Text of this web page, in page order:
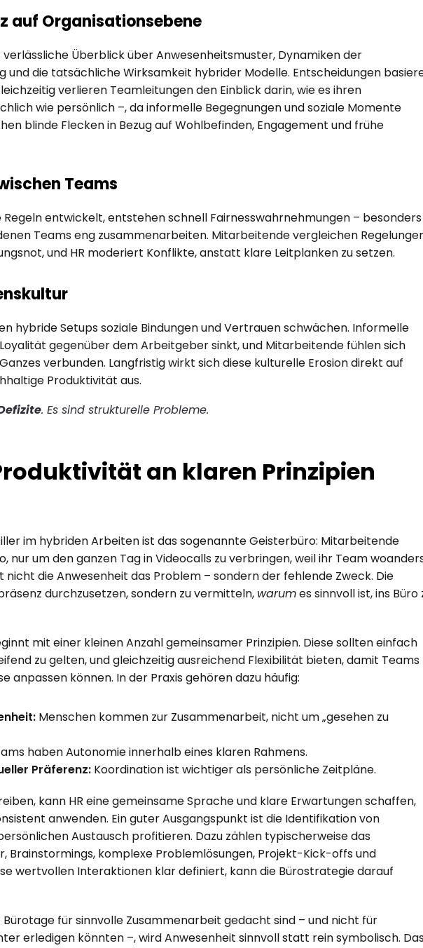
auf Organisationsebene
Überblick über Anwesenheitsmuster, Dynamiken der
und die tatsächliche Wirksamkeit hybrider Modelle. Entscheidungen
verlieren Teamleitungen den Einblick darin, wie es ihren
wie persönlich –, da informelle Begegnungen und soziale Momente
blinde Flecken in Bezug auf Wohlbefinden, Engagement und frühe
Teams
entwickelt, entstehen schnell Fairnesswahrnehmungen –
Teams eng zusammenarbeiten. Mitarbeitende vergleichen
und HR moderiert Konflikte, anstatt klare Leitplanken zu setzen.
hybride Setups soziale Bindungen und Vertrauen schwächen. Informelle
gegenüber dem Arbeitgeber sinkt, und Mitarbeitende fühlen sich
verbunden. Langfristig wirkt sich diese kulturelle Erosion direkt auf
Produktivität aus.
. Es sind strukturelle Probleme.
an klaren Prinzipien
im hybriden Arbeiten ist das sogenannte Geisterbüro: Mitarbeitende
nur um den ganzen Tag in Videocalls zu verbringen, weil ihr Team
die Anwesenheit das Problem – sondern der fehlende Zweck. Die
durchzusetzen, sondern zu vermitteln, warum es sinnvoll ist, ins Büro
mit einer kleinen Anzahl gemeinsamer Prinzipien. Diese sollten einfach
zu gelten, und gleichzeitig ausreichend Flexibilität bieten, damit Teams
anpassen können. In der Praxis gehören dazu häufig:
Menschen kommen zur Zusammenarbeit, nicht um „gesehen zu
haben Autonomie innerhalb eines klaren Rahmens.
Präferenz: Koordination ist wichtiger als persönliche Zeitpläne.
kann HR eine gemeinsame Sprache und klare Erwartungen schaffen,
anwenden. Ein guter Ausgangspunkt ist die Identifikation von
Austausch profitieren. Dazu zählen typischerweise das
Brainstormings, komplexe Problemlösungen, Projekt-Kick-offs und
wertvollen Interaktionen klar definiert, kann die Bürostrategie darauf
für sinnvolle Zusammenarbeit gedacht sind – und nicht für
erledigen könnten –, wird Anwesenheit sinnvoll statt rein symbolisch.